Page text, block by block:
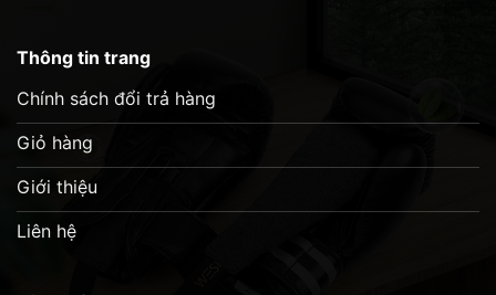
Thông tin trang
Chính sách đổi trả hàng
Giỏ hàng
Giới thiệu
Liên hệ